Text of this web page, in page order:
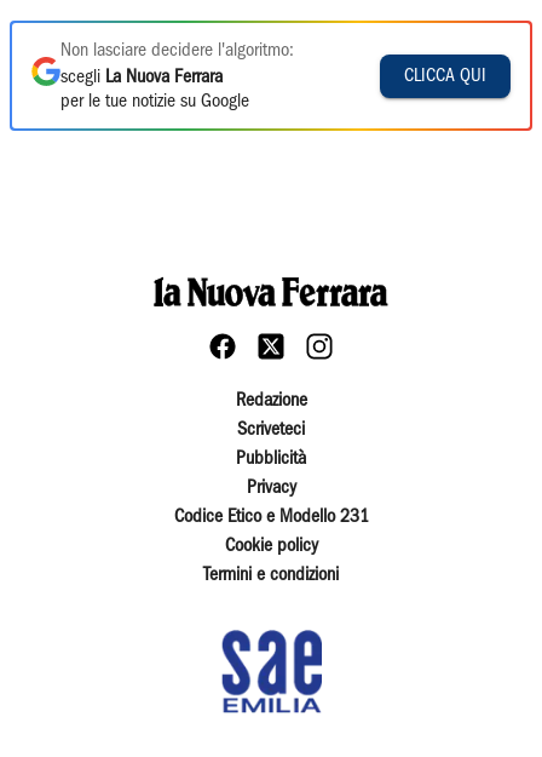
Non lasciare decidere l'algoritmo:
scegli La Nuova Ferrara
per le tue notizie su Google
CLICCA QUI
Redazione
Scriveteci
Pubblicità
Privacy
Codice Etico e Modello 231
Cookie policy
Termini e condizioni